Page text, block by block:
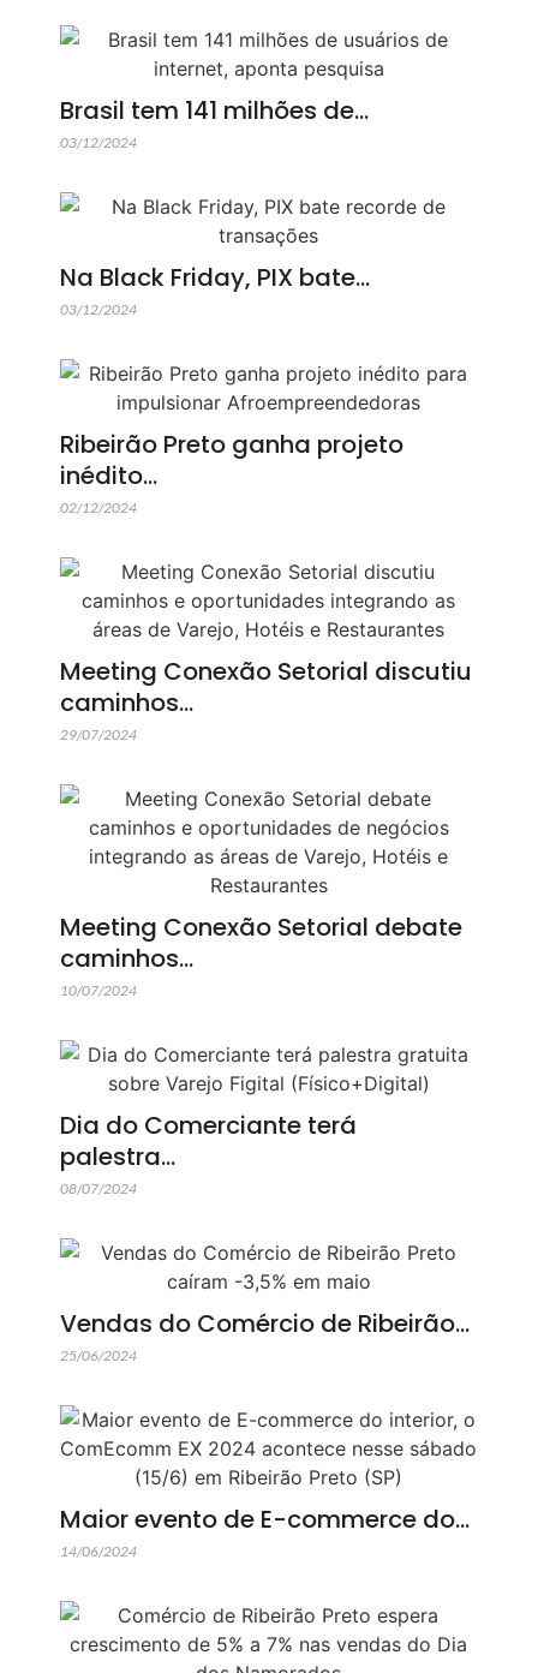
Brasil tem 141 milhões de…
03/12/2024
Na Black Friday, PIX bate…
03/12/2024
Ribeirão Preto ganha projeto
inédito…
02/12/2024
Meeting Conexão Setorial discutiu
caminhos…
29/07/2024
Meeting Conexão Setorial debate
caminhos…
10/07/2024
Dia do Comerciante terá
palestra…
08/07/2024
Vendas do Comércio de Ribeirão…
25/06/2024
Maior evento de E-commerce do…
14/06/2024